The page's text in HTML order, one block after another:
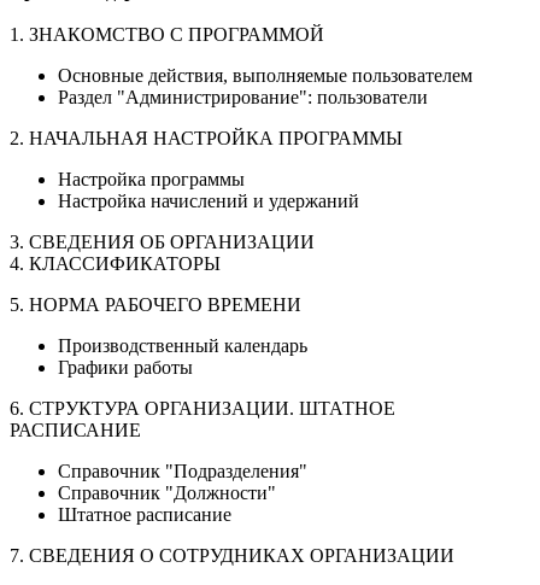
1. ЗНАКОМСТВО С ПРОГРАММОЙ
Основные действия, выполняемые пользователем
Раздел "Администрирование": пользователи
2. НАЧАЛЬНАЯ НАСТРОЙКА ПРОГРАММЫ
Настройка программы
Настройка начислений и удержаний
3. СВЕДЕНИЯ ОБ ОРГАНИЗАЦИИ
4. КЛАССИФИКАТОРЫ
5. НОРМА РАБОЧЕГО ВРЕМЕНИ
Производственный календарь
Графики работы
6. СТРУКТУРА ОРГАНИЗАЦИИ. ШТАТНОЕ
РАСПИСАНИЕ
Справочник "Подразделения"
Справочник "Должности"
Штатное расписание
7. СВЕДЕНИЯ О СОТРУДНИКАХ ОРГАНИЗАЦИИ